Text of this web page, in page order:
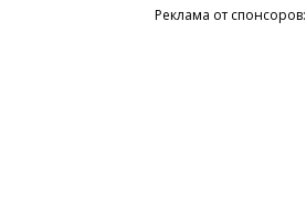
Реклама от спонсоров: